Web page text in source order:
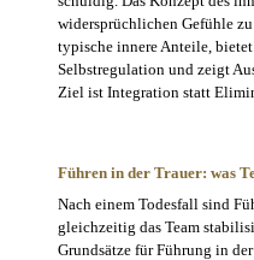
widersprüchlichen Gefühle
typische innere Anteile,
Selbstregulation und zeigt
Ziel ist Integration statt
Führen in der Trauer: was
Nach einem Todesfall sind
gleichzeitig das Team
Grundsätze für Führung in